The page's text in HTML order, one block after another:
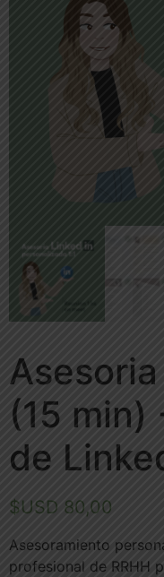
(15 min)
de
$USD 80,00
Asesoramiento
profesional de RRHH